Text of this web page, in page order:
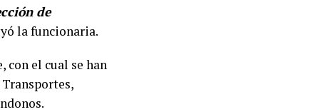
de
la funcionaria.
con el cual se han